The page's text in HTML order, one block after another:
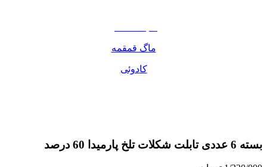
ماگ قمقمه
کادوئی
بسته 6 عددی تابلت شکلات تلخ پارمیدا 60 درصد